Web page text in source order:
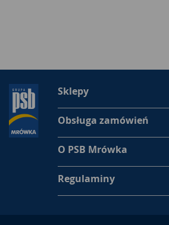
Sklepy
Obsługa zamówień
O PSB Mrówka
Regulaminy